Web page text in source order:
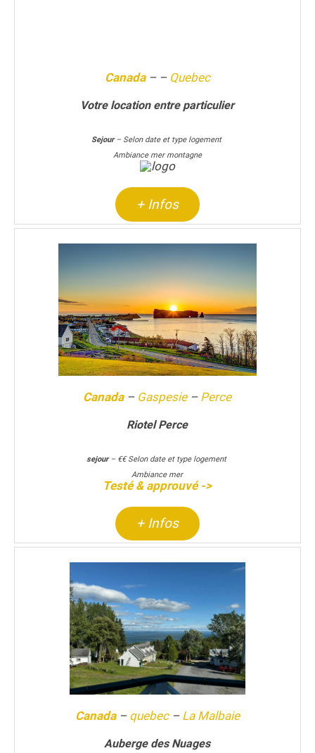
Canada– – Quebec
Votre location entre particulier
Sejour– Selon date et type logement
Ambiance mer montagne
+ Infos
Canada– Gaspesie– Perce
Riotel Perce
sejour– €€ Selon date et type logement
Ambiance mer
Testé & approuvé ->
+ Infos
Canada– quebec– La Malbaie
Auberge des Nuages